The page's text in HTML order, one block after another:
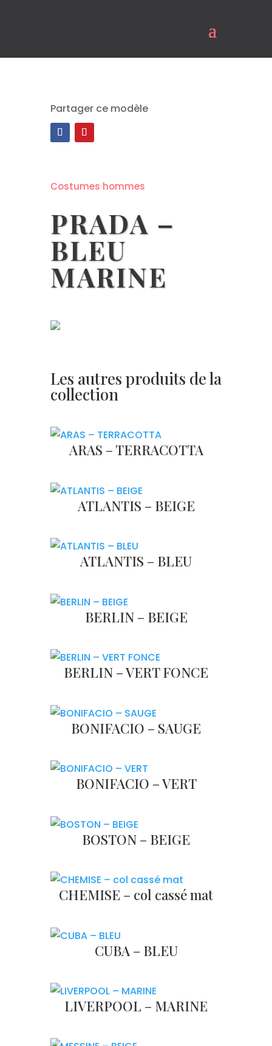
Partager ce modèle
Costumes hommes
PRADA –
BLEU
MARINE
Les autres produits de la
collection
ARAS – TERRACOTTA
ATLANTIS – BEIGE
ATLANTIS – BLEU
BERLIN – BEIGE
BERLIN – VERT FONCE
BONIFACIO – SAUGE
BONIFACIO – VERT
BOSTON – BEIGE
CHEMISE – col cassé mat
CUBA – BLEU
LIVERPOOL – MARINE